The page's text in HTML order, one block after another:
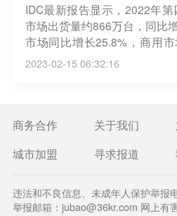
IDC最新报告显示，2022年
市场出货量约866万台，同比
市场同比增长25.8%，商用
名前五位的厂商分别为苹果
2023-02-15 06:32:16
商务合作 关于我们
城市加盟
寻求报道
违法和不良信息、未成年人保护举报
举报邮箱：jubao@36kr.com 网上有